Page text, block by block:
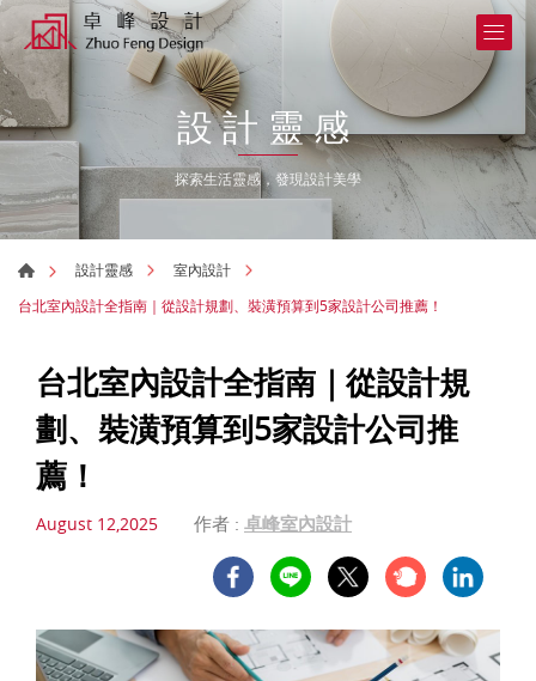
設計靈感
探索生活靈感，發現設計美學
設計靈感
室內設計
台北室內設計全指南｜從設計規劃、裝潢預算到5家設計公司推薦！
台北室內設計全指南｜從設計規
劃、裝潢預算到5家設計公司推
薦！
August 12,2025 作者 : 卓峰室內設計